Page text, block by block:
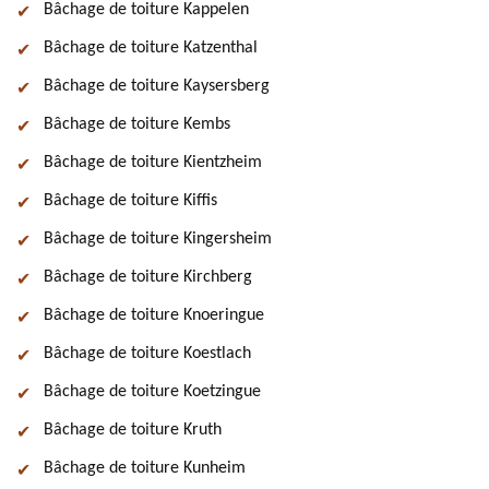
Bâchage de toiture Kappelen
Bâchage de toiture Katzenthal
Bâchage de toiture Kaysersberg
Bâchage de toiture Kembs
Bâchage de toiture Kientzheim
Bâchage de toiture Kiffis
Bâchage de toiture Kingersheim
Bâchage de toiture Kirchberg
Bâchage de toiture Knoeringue
Bâchage de toiture Koestlach
Bâchage de toiture Koetzingue
Bâchage de toiture Kruth
Bâchage de toiture Kunheim